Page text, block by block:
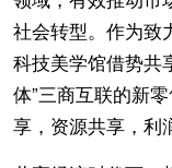
社会转型。作为致
科技美学馆借势共
体”三商互联的新
享，资源共享，利